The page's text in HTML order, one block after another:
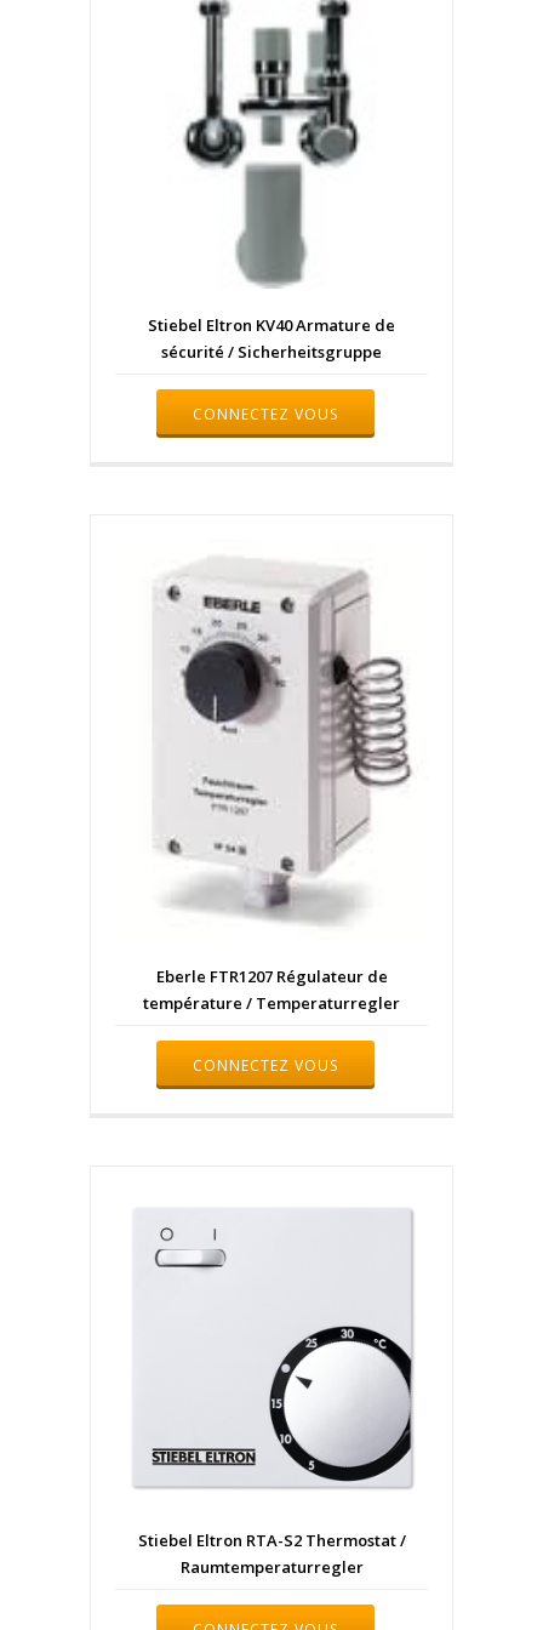
Stiebel Eltron KV40 Armature de
sécurité / Sicherheitsgruppe
CONNECTEZ VOUS
Eberle FTR1207 Régulateur de
température / Temperaturregler
CONNECTEZ VOUS
Stiebel Eltron RTA-S2 Thermostat /
Raumtemperaturregler